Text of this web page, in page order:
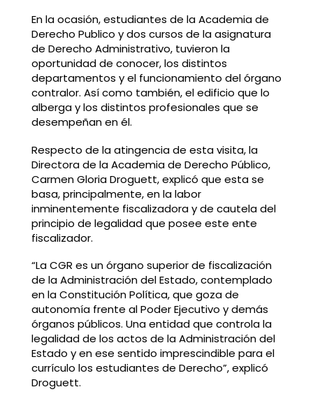
En la ocasión, estudiantes de la Academia de
Derecho Publico y dos cursos de la asignatura
de Derecho Administrativo, tuvieron la
oportunidad de conocer, los distintos
departamentos y el funcionamiento del órgano
contralor. Así como también, el edificio que lo
alberga y los distintos profesionales que se
desempeñan en él.
Respecto de la atingencia de esta visita, la
Directora de la Academia de Derecho Público,
Carmen Gloria Droguett, explicó que esta se
basa, principalmente, en la labor
inminentemente fiscalizadora y de cautela del
principio de legalidad que posee este ente
fiscalizador.
“La CGR es un órgano superior de fiscalización
de la Administración del Estado, contemplado
en la Constitución Política, que goza de
autonomía frente al Poder Ejecutivo y demás
órganos públicos. Una entidad que controla la
legalidad de los actos de la Administración del
Estado y en ese sentido imprescindible para el
currículo los estudiantes de Derecho”, explicó
Droguett.